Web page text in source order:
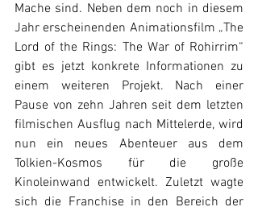
Mache sind. Neben dem noch in diesem
Jahr erscheinenden Animationsfilm „The
Lord of the Rings: The War of Rohirrim“
gibt es jetzt konkrete Informationen zu
einem weiteren Projekt. Nach einer
Pause von zehn Jahren seit dem letzten
filmischen Ausflug nach Mittelerde, wird
nun ein neues Abenteuer aus dem
Tolkien-Kosmos für die große
Kinoleinwand entwickelt. Zuletzt wagte
sich die Franchise in den Bereich der